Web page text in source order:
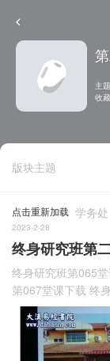
主
收
版块主题
点击重新加载 学务处
2023-2-28
终身研究班第
终身研究班第065
第067堂课下载 终